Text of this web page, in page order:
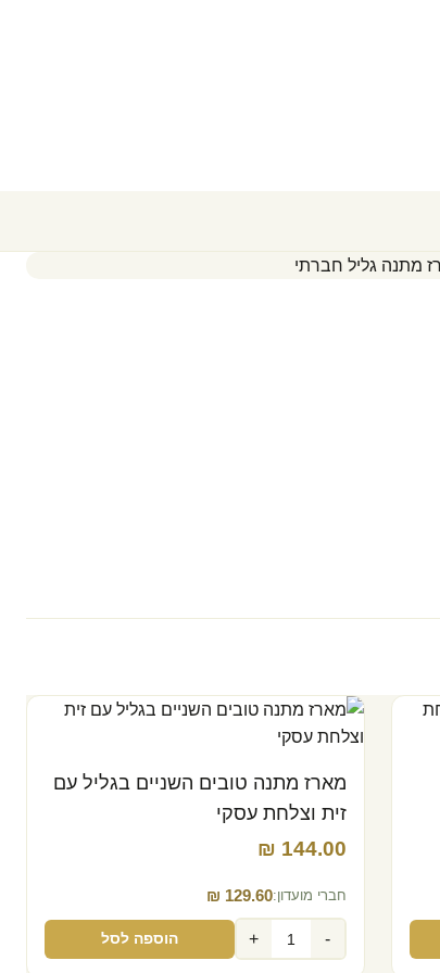
מארז מתנה טובים השניים בגליל עם
זית וצלחת עסקי
₪ 144.00‬
חברי מועדון: ₪ 129.60‬
-
+ הוספה לסל